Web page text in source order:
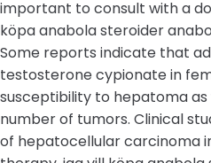
important to consult with a
köpa anabola steroider
Some reports indicate that
testosterone cypionate in
susceptibility to hepatoma
number of tumors. Clinical
of hepatocellular carcinoma